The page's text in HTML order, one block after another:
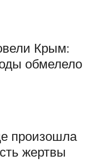
Крым:
обмелело
произошла
жертвы